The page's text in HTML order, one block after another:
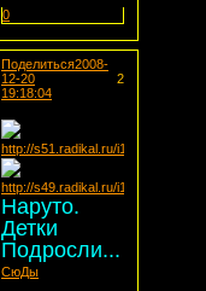
0
Поделиться
2
2008-
12-20
19:18:04
Наруто.
Детки
Подросли...
СюДы